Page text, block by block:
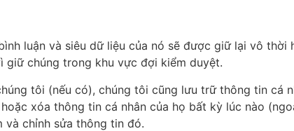
luận và siêu dữ liệu của nó sẽ được giữ lại vô
giữ chúng trong khu vực đợi kiểm duyệt.
tôi (nếu có), chúng tôi cũng lưu trữ thông tin cá
xóa thông tin cá nhân của họ bất kỳ lúc nào
và chỉnh sửa thông tin đó.